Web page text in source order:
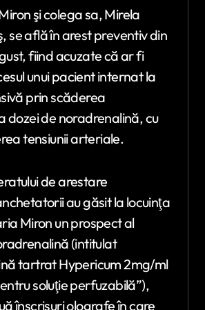
şi colega sa, Mirela
se află în arest preventiv din
fiind acuzate că ar fi
unui pacient internat la
prin scăderea
dozei de noradrenalină, cu
tensiunii arteriale.
de arestare
au găsit la locuinţa
Miron un prospect al
(intitulat
tartrat Hypericum 2mg/ml
soluţie perfuzabilă”),
înscrisuri olografe în care